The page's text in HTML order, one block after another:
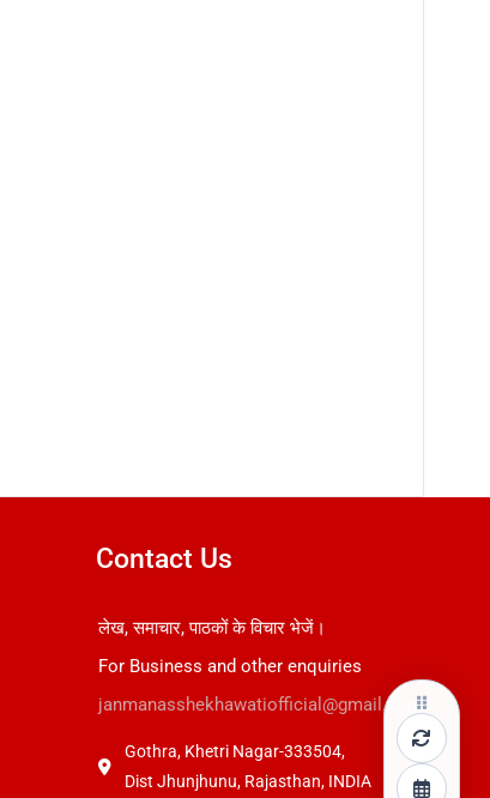
Contact Us
लेख, समाचार, पाठकों के विचार भेजें।
For Business and other enquiries
janmanasshekhawatiofficial@gmail.com
Gothra, Khetri Nagar-333504,
Dist Jhunjhunu, Rajasthan, INDIA